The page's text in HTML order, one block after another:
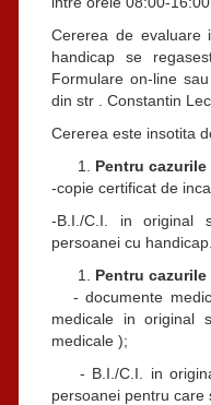
Cererea de evaluare
handicap se
Formulare on-line
din str . Constantin
Cererea este insotita
Pentru
-copie certificat de
-B.I./C.I. in original
persoanei cu handicap.
Pentru cazurile
- documente
medicale in original
medicale );
- B.I./C.I. in
persoanei pentru care